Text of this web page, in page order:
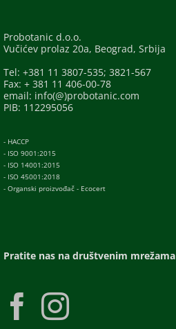
Probotanic d.o.o.
Vučićev prolaz 20a, Beograd, Srbija
Tel: +381 11 3807-535; 3821-567
Fax: + 381 11 406-00-78
email: info(@)probotanic.com
PIB: 112295056
- HACCP
- ISO 9001:2015
- ISO 14001:2015
- ISO 45001:2018
- Organski proizvođač - Ecocert
Pratite nas na društvenim mrežama